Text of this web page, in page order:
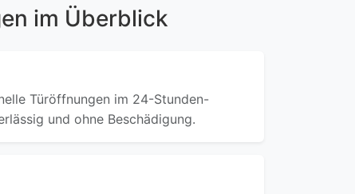
im Überblick
Türöffnungen im 24-Stunden-
und ohne Beschädigung.